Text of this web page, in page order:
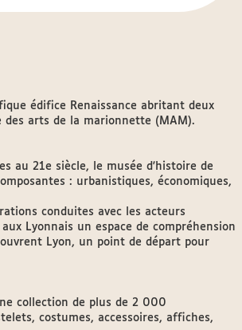
édifice Renaissance abritant deux
des arts de la marionnette (MAM).
au 21e siècle, le musée d'histoire de
: urbanistiques, économiques,
conduites avec les acteurs
Lyonnais un espace de compréhension
Lyon, un point de départ pour
collection de plus de 2 000
costumes, accessoires, affiches,